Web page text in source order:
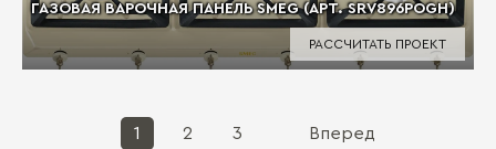
ГАЗОВАЯ ВАРОЧНАЯ ПАНЕЛЬ SMEG (АРТ. SRV896POGH)
РАССЧИТАТЬ ПРОЕКТ
1 2 3 Вперед